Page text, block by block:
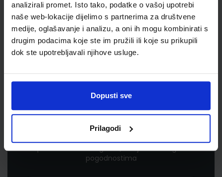
analizirali promet. Isto tako, podatke o vašoj upotrebi
naše web-lokacije dijelimo s partnerima za društvene
medije, oglašavanje i analizu, a oni ih mogu kombinirati s
drugim podacima koje ste im pružili ili koje su prikupili
dok ste upotrebljavali njihove usluge.
Dopusti sve
Prilagodi
Newsletter prijava
proizvodima i uslugama, akcijama i drugim
pogodnostima